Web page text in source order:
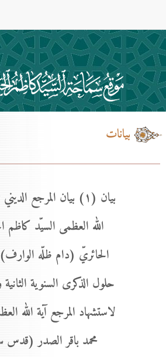
بيانات
بيان (۱) بيان المرجع
الله العظمى السيّد كاظم
الحائريّ (دام ظلّه الوارف)
حلول الذكرى السنوية
لاستشهاد المرجع آية الله
محمد باقر الصدر